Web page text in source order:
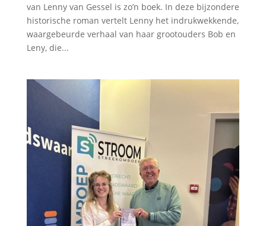
van Lenny van Gessel is zo’n boek. In deze bijzondere
historische roman vertelt Lenny het indrukwekkende,
waargebeurde verhaal van haar grootouders Bob en
Leny, die...